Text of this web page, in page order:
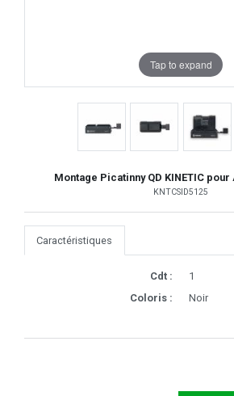
Tap to expand
Montage Picatinny QD KINETIC pour
KNTCSID5125
Caractéristiques
Cdt :
1
Coloris :
Noir